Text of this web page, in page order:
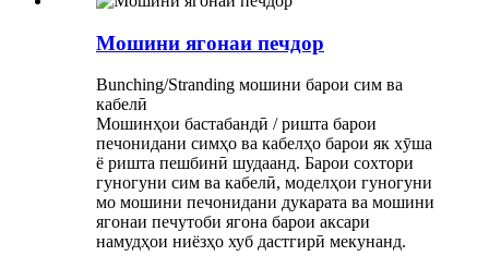
Мошини ягонаи печдор
Bunching/Stranding мошини барои сим ва
кабелӣ
Мошинҳои бастабандӣ / ришта барои
печонидани симҳо ва кабелҳо барои як хӯша
ё ришта пешбинӣ шудаанд. Барои сохтори
гуногуни сим ва кабелӣ, моделҳои гуногуни
мо мошини печонидани дукарата ва мошини
ягонаи печутоби ягона барои аксари
намудҳои ниёзҳо хуб дастгирӣ мекунанд.